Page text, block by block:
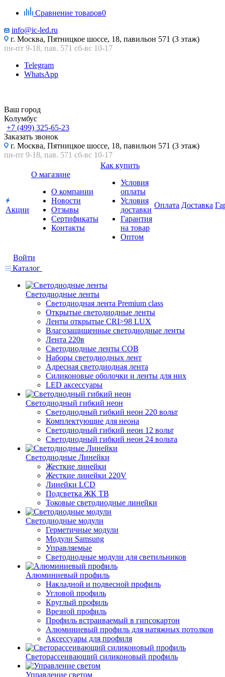
Сравнение товаров0
info@ic-led.ru
г. Москва, Пятницкое шоссе, 18, павильон 571 (3 этаж)
пн-пт 9-18, пав. 571 сб-вс 10-17
Telegram
WhatsApp
Ваш город
Колумбус
+7 (499) 325-65-23
Заказать звонок
г. Москва, Пятницкое шоссе, 18, павильон 571 (3 этаж)
пн-пт 9-18, пав. 571 сб-вс 10-17
Акции
О магазине
О компании
Новости
Отзывы
Сертификаты
Контакты
Как купить
Условия
оплаты
Условия
доставки
Гарантия
на товар
Оптом
Оплата Доставка
Войти
Каталог
Светодиодные ленты
Светодиодная лента Premium class
Открытые светодиодные ленты
Ленты открытые CRI>98 LUX
Влагозащищенные светодиодные ленты
Лента 220в
Светодиодные ленты COB
Наборы светодиодных лент
Адресная светодиодная лента
Силиконовые оболочки и ленты для них
LED аксессуары
Светодиодный гибкий неон
Светодиодный гибкий неон 220 вольт
Комплектующие для неона
Светодиодный гибкий неон 12 вольт
Светодиодный гибкий неон 24 вольта
Светодиодные Линейки
Жесткие линейки
Жесткие линейки 220V
Линейки LCD
Подсветка ЖК ТВ
Токовые светодиодные линейки
Светодиодные модули
Герметичные модули
Модули Samsung
Управляемые
Светодиодные модули для светильников
Алюминиевый профиль
Накладной и подвесной профиль
Угловой профиль
Круглый профиль
Врезной профиль
Профиль встраиваемый в гипсокартон
Алюминиевый профиль для натяжных потолков
Аксессуары для профиля
Светорассеивающий силиконовый профиль
Управление светом